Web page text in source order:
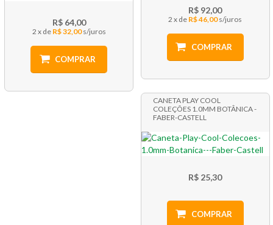
R$ 64,00
2 x R$ 32,00
COMPRAR
R$ 92,00
2 x R$ 46,00
COMPRAR
CANETA PLAY COOL
COLEÇÕES 1.0MM BOTÂNICA -
FABER-CASTELL
R$ 25,30
COMPRAR